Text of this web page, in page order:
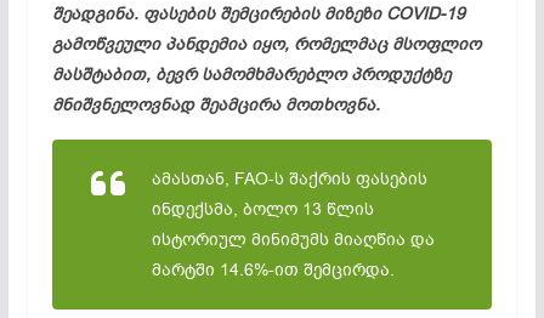
შეადგინა. ფასების შემცირების მიზეზი COVID-19
გამოწვეული პანდემია იყო, რომელმაც მსოფლიო
მასშტაბით, ბევრ სამომხმარებლო პროდუქტზე
მნიშვნელოვნად შეამცირა მოთხოვნა.
ამასთან, FAO-ს შაქრის ფასების
ინდექსმა, ბოლო 13 წლის
ისტორიულ მინიმუმს მიაღწია და
მარტში 14.6%-ით შემცირდა.